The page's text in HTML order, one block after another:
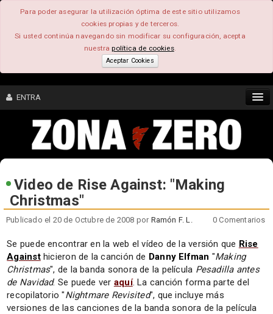
Para poder asegurar la utilización óptima de este sitio utilizamos
cookies propias y de terceros.
Si usted continúa navegando sin modificar su configuración, acepta
nuestrapolítica de cookies.
Aceptar Cookies
ENTRA
CONTENIDO
COMUNIDAD
FEEEDBACK
FOROS
Video de Rise Against: "Making
Christmas"
Publicado el 20 de Octubre de 2008 por Ramón F. L. 0 Comentarios
Se puede encontrar en la web el vídeo de la versión que Rise
Againsthicieron de la canción de Danny Elfman "Making
Christmas", de la banda sonora de la película Pesadilla antes
de Navidad. Se puede ver aquí. La canción forma parte del
recopilatorio "Nightmare Revisited", que incluye más
versiones de las canciones de la banda sonora de la película